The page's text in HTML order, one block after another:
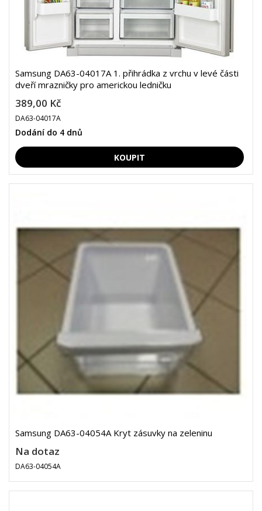
Samsung DA63-04017A 1. přihrádka z vrchu v levé části
dveří mrazničky pro americkou ledničku
389,00 Kč
DA63-04017A
Dodání do 4 dnů
Samsung DA63-04054A Kryt zásuvky na zeleninu
Na dotaz
DA63-04054A